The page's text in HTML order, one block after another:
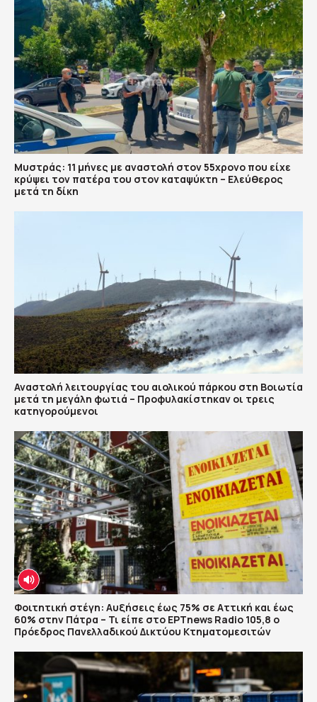
Μυστράς: 11 μήνες με αναστολή στον 55χρονο που είχε
κρύψει τον πατέρα του στον καταψύκτη – Ελεύθερος
μετά τη δίκη
Αναστολή λειτουργίας του αιολικού πάρκου στη Βοιωτία
μετά τη μεγάλη φωτιά – Προφυλακίστηκαν οι τρεις
κατηγορούμενοι
Φοιτητική στέγη: Αυξήσεις έως 75% σε Αττική και έως
60% στην Πάτρα – Τι είπε στο ΕΡΤnews Radio 105,8 ο
Πρόεδρος Πανελλαδικού Δικτύου Κτηματομεσιτών